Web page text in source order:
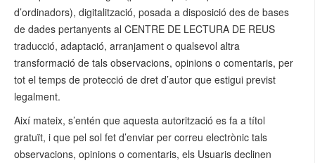
d’ordinadors), digitalització, posada a disposició des de bases
de dades pertanyents al CENTRE DE LECTURA DE REUS
traducció, adaptació, arranjament o qualsevol altra
transformació de tals observacions, opinions o comentaris, per
tot el temps de protecció de dret d’autor que estigui previst
legalment.
Així mateix, s’entén que aquesta autorització es fa a títol
gratuït, i que pel sol fet d’enviar per correu electrònic tals
observacions, opinions o comentaris, els Usuaris declinen